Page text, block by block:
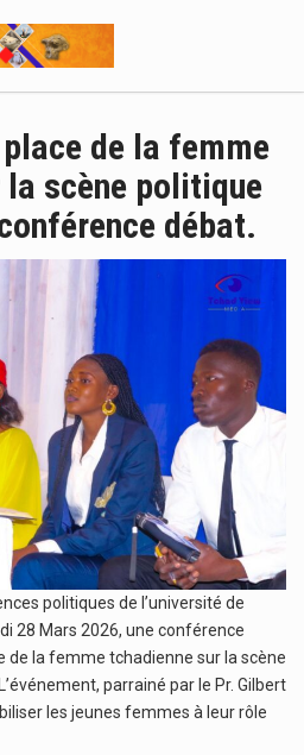
de la femme
scène politique
débat.
politiques de l’université de
28 Mars 2026, une conférence
de la femme tchadienne sur la scène
parrainé par le Pr. Gilbert
les jeunes femmes à leur rôle